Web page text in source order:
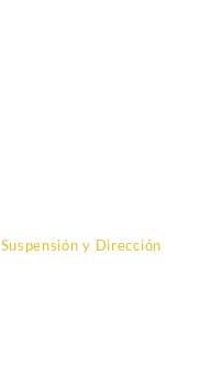
Suspensión y Dirección